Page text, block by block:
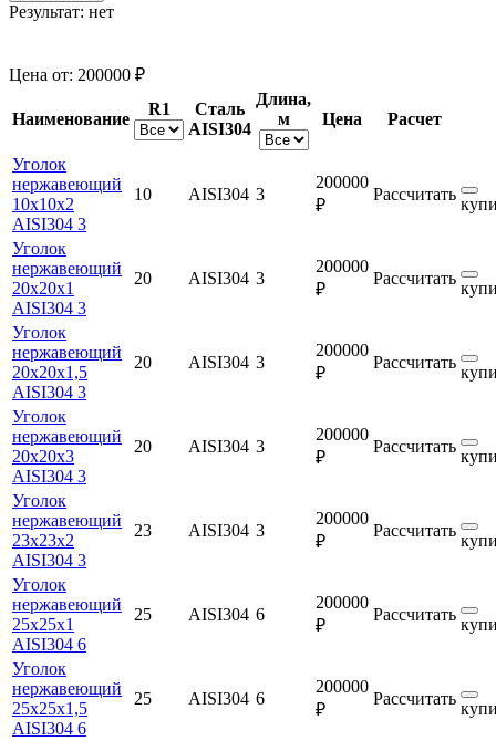
Результат: нет
Цена от: 200000 ₽
Наименование
R1
Сталь
AISI304
Длина,
м
Цена Расчет
Уголок
нержавеющий
10х10х2
AISI304 3
10 AISI304 3
200000
₽
Рассчитать
Уголок
нержавеющий
20х20х1
AISI304 3
20 AISI304 3
200000
₽
Рассчитать
Уголок
нержавеющий
20х20х1,5
AISI304 3
20 AISI304 3
200000
₽
Рассчитать
Уголок
нержавеющий
20х20х3
AISI304 3
20 AISI304 3
200000
₽
Рассчитать
Уголок
нержавеющий
23х23х2
AISI304 3
23 AISI304 3
200000
₽
Рассчитать
Уголок
нержавеющий
25х25х1
AISI304 6
25 AISI304 6
200000
₽
Рассчитать
Уголок
нержавеющий
25х25х1,5
AISI304 6
25 AISI304 6
200000
₽
Рассчитать